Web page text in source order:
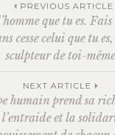
PREVIOUS ARTICLE
que tu es. Fais
cesse celui que tu
sculpteur de toi-
NEXT ARTICLE
humain prend sa
et la